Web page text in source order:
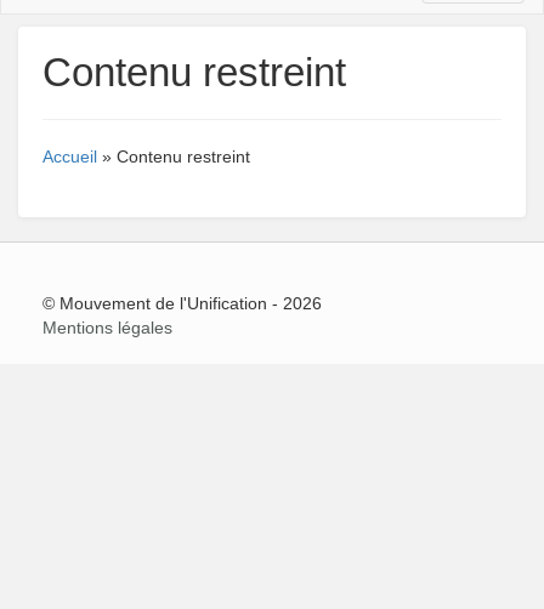
Contenu restreint
Accueil » Contenu restreint
© Mouvement de l'Unification - 2026
Mentions légales